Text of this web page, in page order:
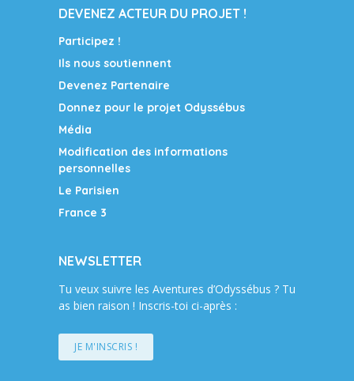
DEVENEZ ACTEUR DU PROJET !
Participez !
Ils nous soutiennent
Devenez Partenaire
Donnez pour le projet Odyssébus
Média
Modification des informations
personnelles
Le Parisien
France 3
NEWSLETTER
Tu veux suivre les Aventures d’Odyssébus ? Tu
as bien raison ! Inscris-toi ci-après :
JE M'INSCRIS !